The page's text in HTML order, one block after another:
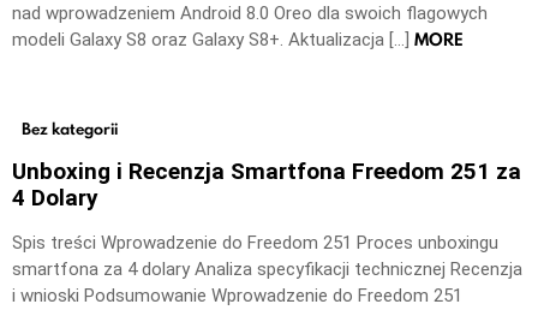
nad wprowadzeniem Android 8.0 Oreo dla swoich flagowych
modeli Galaxy S8 oraz Galaxy S8+. Aktualizacja […] MORE
Bez kategorii
Unboxing i Recenzja Smartfona Freedom 251 za
4 Dolary
Spis treści Wprowadzenie do Freedom 251 Proces unboxingu
smartfona za 4 dolary Analiza specyfikacji technicznej Recenzja
i wnioski Podsumowanie Wprowadzenie do Freedom 251